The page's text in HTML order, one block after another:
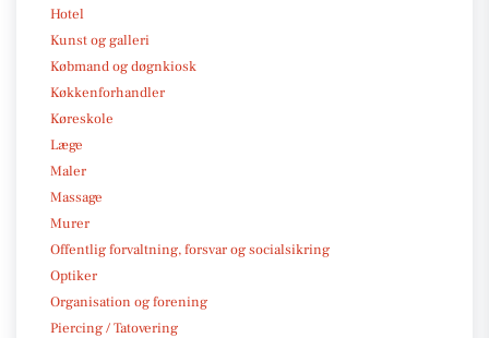
Hotel
Kunst og galleri
Købmand og døgnkiosk
Køkkenforhandler
Køreskole
Læge
Maler
Massage
Murer
Offentlig forvaltning, forsvar og socialsikring
Optiker
Organisation og forening
Piercing / Tatovering